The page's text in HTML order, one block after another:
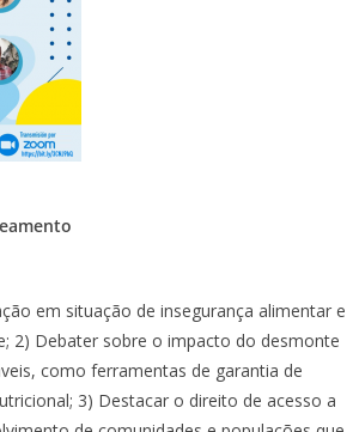
em situação de insegurança alimentar e
2) Debater sobre o impacto do desmonte
como ferramentas de garantia de
3) Destacar o direito de acesso a